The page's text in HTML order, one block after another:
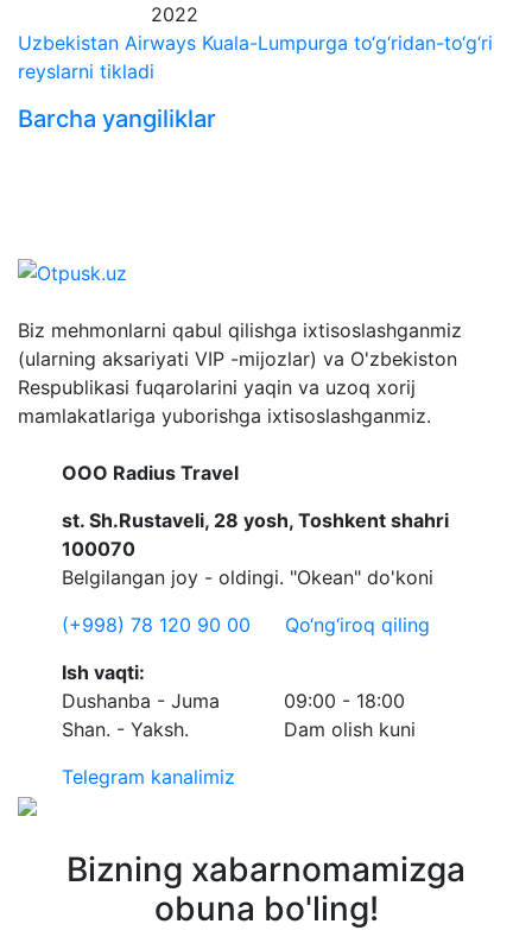
2022
Uzbekistan Airways Kuala-Lumpurga to‘g‘ridan-to‘g‘ri
reyslarni tikladi
Barcha yangiliklar
Biz mehmonlarni qabul qilishga ixtisoslashganmiz
(ularning aksariyati VIP -mijozlar) va O'zbekiston
Respublikasi fuqarolarini yaqin va uzoq xorij
mamlakatlariga yuborishga ixtisoslashganmiz.
OOO Radius Travel
st. Sh.Rustaveli, 28 yosh, Toshkent shahri
100070
Belgilangan joy - oldingi. "Okean" do'koni
(+998) 78 120 90 00
Qo‘ng‘iroq qiling
Ish vaqti:
Dushanba - Juma
09:00 - 18:00
Shan. - Yaksh.
Dam olish kuni
Telegram kanalimiz
Bizning xabarnomamizga
obuna bo'ling!